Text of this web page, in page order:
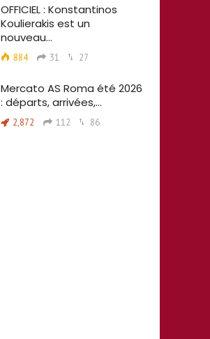
OFFICIEL : Konstantinos
Koulierakis est un
nouveau…
884 31 27
Mercato AS Roma été 2026
: départs, arrivées,…
2,872 112 86